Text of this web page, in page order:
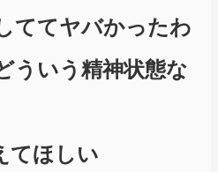
ててヤバかったわ
ういう精神状態な
てほしい